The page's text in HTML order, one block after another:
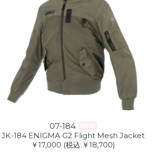
07-184
JK-184 ENIGMA G2 Flight Mesh Jacket
￥17,000 (税込:￥18,700)